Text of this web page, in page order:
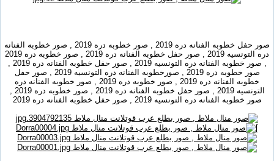
صور حفل خطوبه الفنانه دره 2019 , صور خطوبه دره 2019 , صور خطوبه الفنانه
دره التونسيه 2019 , صور حفل خطوبه الفنانه دره 2019 , صور خطوبه دره 2019
, صور خطوبه الفنانه دره التونسيه 2019 , صور حفل خطوبه الفنانه دره 2019 ,
صور خطوبه دره 2019 , صورخطوبه الفنانه دره التونسيه 2019 , صور حفل
خطوبه الفنانه دره 2019 , صور خطوبه دره 2019 , صور خطوبه الفنانه دره
التونسيه 2019 , صور حفل خطوبه الفنانه دره 2019 , صور خطوبه دره 2019 ,
صور خطوبه الفنانه دره التونسيه 2019 , صور حفل خطوبه الفنانه دره 2019
]